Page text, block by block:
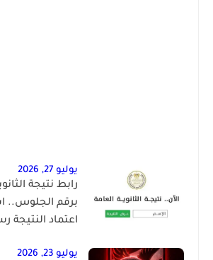
يوليو 27, 2026
برقم الجلوس..
اعتماد النتيجة
يوليو 23, 2026